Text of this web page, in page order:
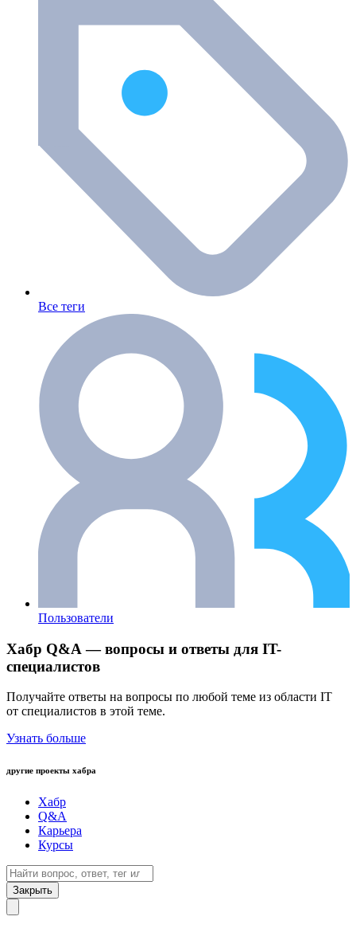
Все теги
Пользователи
Хабр Q&A — вопросы и ответы для IT-
специалистов
Получайте ответы на вопросы по любой теме из области IT
от специалистов в этой теме.
Узнать больше
другие проекты хабра
Хабр
Q&A
Карьера
Курсы
Закрыть